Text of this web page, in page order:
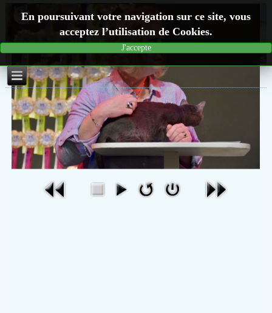
En poursuivant votre navigation sur ce site, vous
acceptez l’utilisation de Cookies.
J'accepte